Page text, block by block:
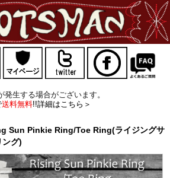
生する場合がございます。
送料無料!!詳細はこちら＞
Sun Pinkie Ring/Toe Ring(ライジングサ
ング)